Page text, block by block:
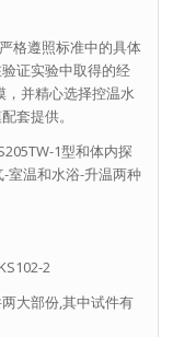
格遵照标准中的具体
证实验中取得的经
，并精心选择控温水
套提供。
1型和体内探
室温和水浴-升温两种
2
大部份,其中试件有